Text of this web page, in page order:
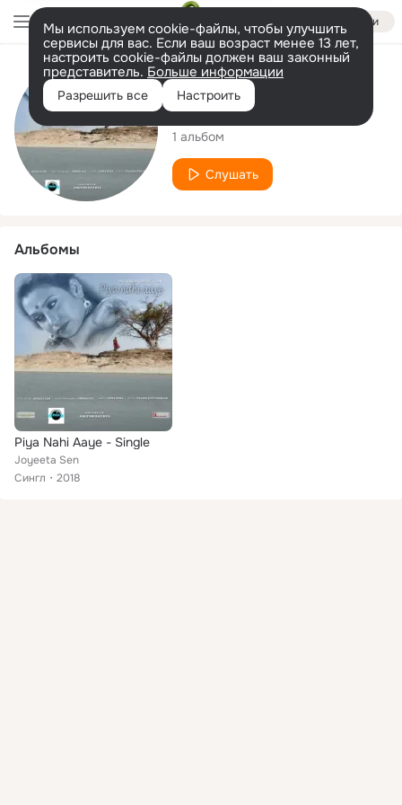
Войти
Мы используем cookie-файлы, чтобы улучшить
сервисы для вас. Если ваш возраст менее 13 лет,
настроить cookie-файлы должен ваш законный
представитель. Больше информации
Разрешить все Настроить
Исполнитель
Joyeeta Sen
1 альбом
Слушать
Альбомы
Piya Nahi Aaye - Single
Joyeeta Sen
Сингл
2018